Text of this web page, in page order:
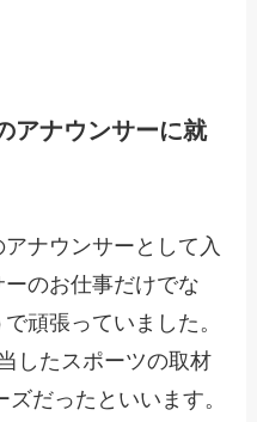
アナウンサーに就
ナウンサーとして入
のお仕事だけでな
頑張っていました。
したスポーツの取材
だったといいます。